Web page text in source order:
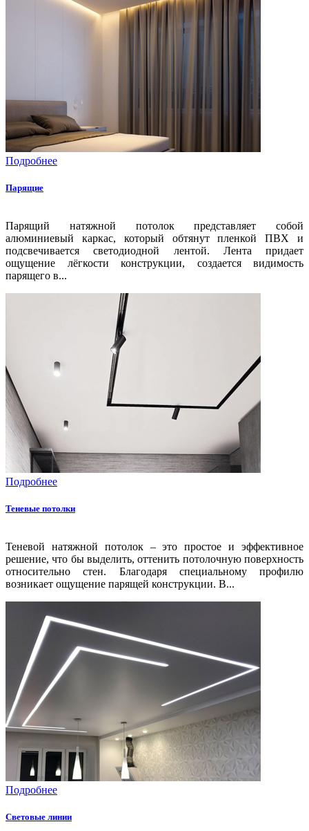
Подробнее
Парящие
Парящий натяжной потолок представляет собой
алюминиевый каркас, который обтянут пленкой ПВХ и
подсвечивается светодиодной лентой. Лента придает
ощущение лёгкости конструкции, создается видимость
парящего в...
Подробнее
Теневые потолки
Теневой натяжной потолок – это простое и эффективное
решение, что бы выделить, оттенить потолочную поверхность
относительно стен. Благодаря специальному профилю
возникает ощущение парящей конструкции. В...
Подробнее
Световые линии